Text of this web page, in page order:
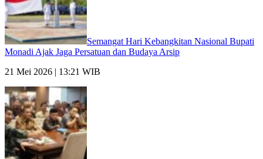
Semangat Hari Kebangkitan Nasional Bupati
Monadi Ajak Jaga Persatuan dan Budaya Arsip
21 Mei 2026 | 13:21 WIB